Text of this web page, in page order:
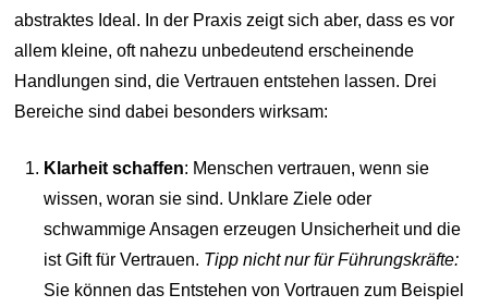
abstraktes Ideal. In der Praxis zeigt sich aber, dass es vor
allem kleine, oft nahezu unbedeutend erscheinende
Handlungen sind, die Vertrauen entstehen lassen. Drei
Bereiche sind dabei besonders wirksam:
Klarheit schaffen: Menschen vertrauen, wenn sie
wissen, woran sie sind. Unklare Ziele oder
schwammige Ansagen erzeugen Unsicherheit und die
ist Gift für Vertrauen. Tipp nicht nur für Führungskräfte:
Sie können das Entstehen von Vortrauen zum Beispiel